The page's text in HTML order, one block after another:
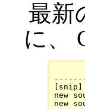
最新
に、
[snip]
new
new